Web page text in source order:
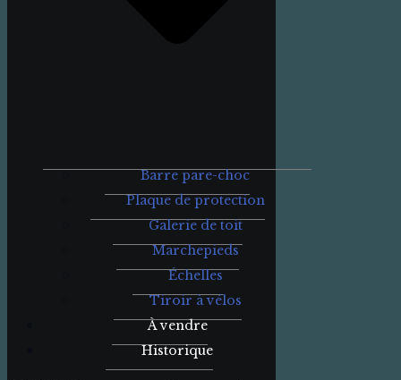
Barre pare-choc
Plaque de protection
Galerie de toit
Marchepieds
Échelles
Tiroir à vélos
À vendre
Historique